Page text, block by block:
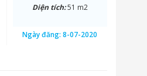
Diện tích:51 m2
Ngày đăng:8-07-2020